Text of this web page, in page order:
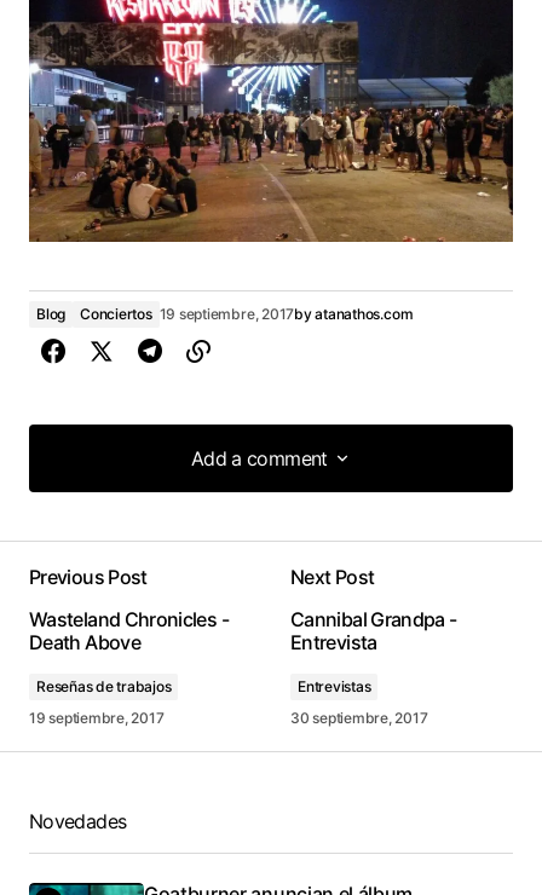
Blog Conciertos 19 septiembre, 2017byatanathos.com
Add a comment
Add a comment
Previous Post
Wasteland Chronicles -
Death Above
Reseñas de trabajos
19 septiembre, 2017
Next Post
Cannibal Grandpa -
Entrevista
Entrevistas
30 septiembre, 2017
Novedades